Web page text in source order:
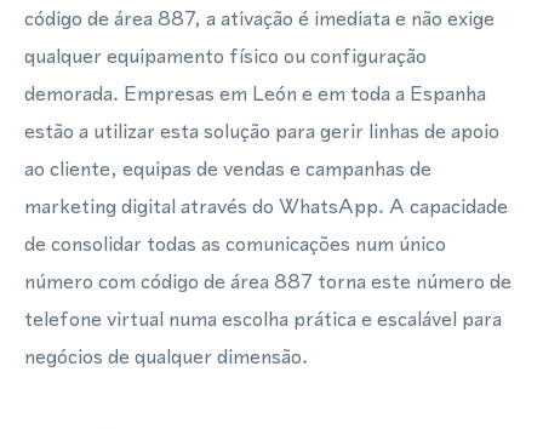
código de área 887, a ativação é imediata e não exige
qualquer equipamento físico ou configuração
demorada. Empresas em León e em toda a Espanha
estão a utilizar esta solução para gerir linhas de apoio
ao cliente, equipas de vendas e campanhas de
marketing digital através do WhatsApp. A capacidade
de consolidar todas as comunicações num único
número com código de área 887 torna este número de
telefone virtual numa escolha prática e escalável para
negócios de qualquer dimensão.